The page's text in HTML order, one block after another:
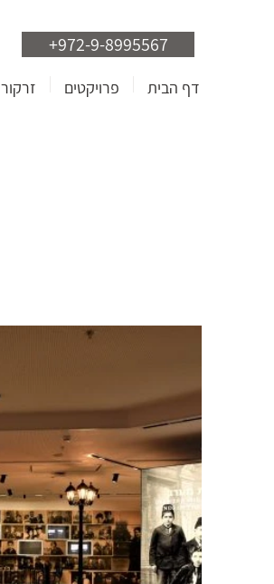
+972-9-8995567
דף הבית פרויקטים זרקור